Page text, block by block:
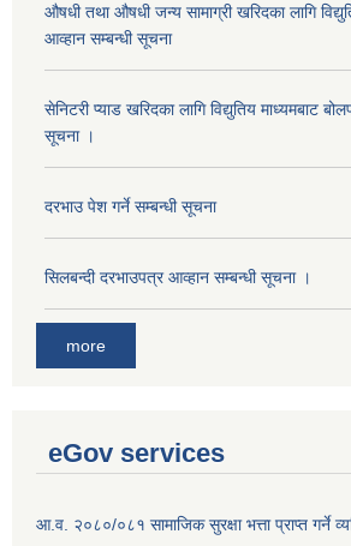
औषधी तथा औषधी जन्य सामाग्री खरिदका लागि
आव्हान सम्बन्धी सूचना
सेनिटरी प्याड खरिदका लागि विद्युतिय माध्यमबाट
सूचना ।
दरभाउ पेश गर्ने सम्बन्धी सूचना
सिलबन्दी दरभाउपत्र आव्हान सम्बन्धी सूचना ।
more
eGov services
आ.व. २०८०/०८१ सामाजिक सुरक्षा भत्ता प्राप्त गर्ने